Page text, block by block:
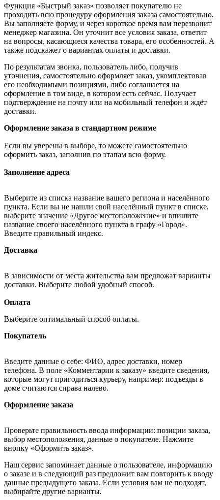
Функция «Быстрый заказ» позволяет покупателю не
проходить всю процедуру оформления заказа самостоятельно.
Вы заполняете форму, и через короткое время вам перезвонит
менеджер магазина. Он уточнит все условия заказа, ответит
на вопросы, касающиеся качества товара, его особенностей. А
также подскажет о вариантах оплаты и доставки.
По результатам звонка, пользователь либо, получив
уточнения, самостоятельно оформляет заказ, укомплектовав
его необходимыми позициями, либо соглашается на
оформление в том виде, в котором есть сейчас. Получает
подтверждение на почту или на мобильный телефон и ждёт
доставки.
Оформление заказа в стандартном режиме
Если вы уверены в выборе, то можете самостоятельно
оформить заказ, заполнив по этапам всю форму.
Заполнение адреса
Выберите из списка название вашего региона и населённого
пункта. Если вы не нашли свой населённый пункт в списке,
выберите значение «Другое местоположение» и впишите
название своего населённого пункта в графу «Город».
Введите правильный индекс.
Доставка
В зависимости от места жительства вам предложат варианты
доставки. Выберите любой удобный способ.
Оплата
Выберите оптимальный способ оплаты.
Покупатель
Введите данные о себе: ФИО, адрес доставки, номер
телефона. В поле «Комментарии к заказу» введите сведения,
которые могут пригодиться курьеру, например: подъезды в
доме считаются справа налево.
Оформление заказа
Проверьте правильность ввода информации: позиции заказа,
выбор местоположения, данные о покупателе. Нажмите
кнопку «Оформить заказ».
Наш сервис запоминает данные о пользователе, информацию
о заказе и в следующий раз предложит вам повторить к вводу
данные предыдущего заказа. Если условия вам не подходят,
выбирайте другие варианты.